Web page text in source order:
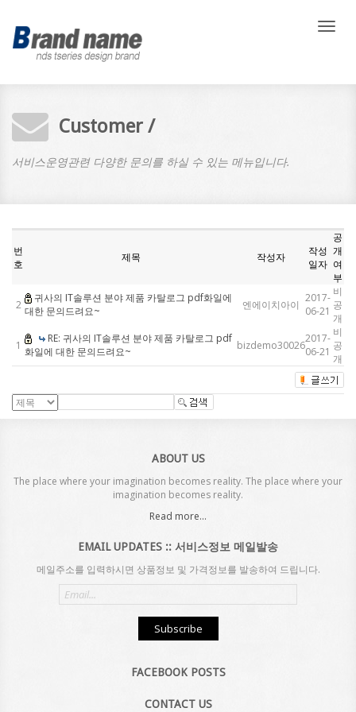
메
Customer /
서비스운영관련 다양한 문의를 하실 수 있는 메뉴입니다.
번
호
제목 작성자
작성
일자
공
개
여
부
2
귀사의 IT솔루션 분야 제품 카탈로그 pdf화일에
대한 문의드려요~
엔에이치아이
2017-
06-21
비
공
개
1
RE: 귀사의 IT솔루션 분야 제품 카탈로그 pdf
화일에 대한 문의드려요~
bizdemo30026
2017-
06-21
비
공
개
ABOUT US
The place where your imagination becomes reality. The place where your
imagination becomes reality.
Read more...
EMAIL UPDATES :: 서비스정보 메일발송
메일주소를 입력하시면 상품정보 및 가격정보를 발송하여 드립니다.
Email
address
Subscribe
FACEBOOK POSTS
CONTACT US